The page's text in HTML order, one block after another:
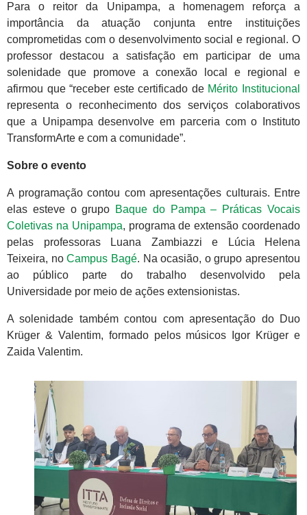
Para o reitor da Unipampa, a homenagem reforça a
importância da atuação conjunta entre instituições
comprometidas com o desenvolvimento social e regional. O
professor destacou a satisfação em participar de uma
solenidade que promove a conexão local e regional e
afirmou que “receber este certificado de Mérito Institucional
representa o reconhecimento dos serviços colaborativos
que a Unipampa desenvolve em parceria com o Instituto
TransformArte e com a comunidade”.
Sobre o evento
A programação contou com apresentações culturais. Entre
elas esteve o grupo Baque do Pampa – Práticas Vocais
Coletivas na Unipampa, programa de extensão coordenado
pelas professoras Luana Zambiazzi e Lúcia Helena
Teixeira, noCampus Bagé. Na ocasião, o grupo apresentou
ao público parte do trabalho desenvolvido pela
Universidade por meio de ações extensionistas.
A solenidade também contou com apresentação do Duo
Krüger & Valentim, formado pelos músicos Igor Krüger e
Zaida Valentim.